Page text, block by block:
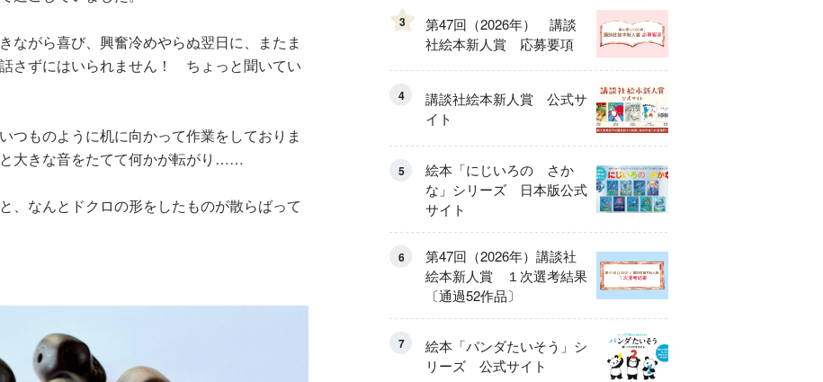
ながら喜び、興奮冷めやらぬ翌日に、またま
さずにはいられません！ ちょっと聞いてい
つものように机に向かって作業をしておりま
大きな音をたてて何かが転がり……
、なんとドクロの形をしたものが散らばって
3
第47回（2026年） 講談
社絵本新人賞 応募要項
4
講談社絵本新人賞 公式サ
イト
5
絵本「にじいろの さか
な」シリーズ 日本版公式
サイト
6
第47回（2026年）講談社
絵本新人賞 １次選考結果
〔通過52作品〕
7
絵本「パンダたいそう」シ
リーズ 公式サイト